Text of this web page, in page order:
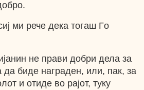
ми рече дека тогаш Гo
не прави добри дела за
да биде награден, или, пак, за
и отиде во рајот, туку